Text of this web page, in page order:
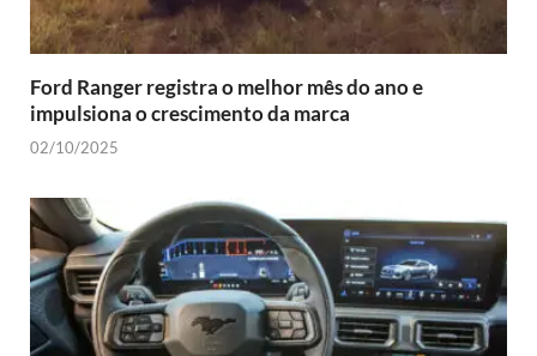
Ford Ranger registra o melhor mês do ano e
impulsiona o crescimento da marca
02/10/2025